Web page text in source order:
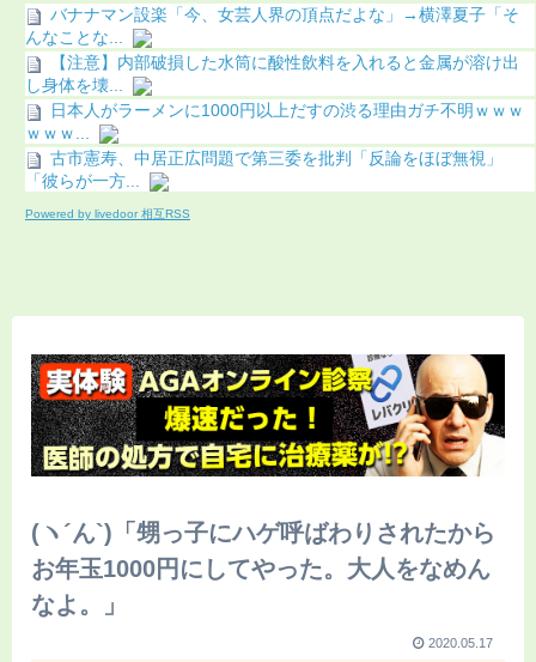
バナナマン設楽「今、女芸人界の頂点だよな」→横澤夏子「そ
んなことな...
【注意】内部破損した水筒に酸性飲料を入れると金属が溶け出
し身体を壊...
日本人がラーメンに1000円以上だすの渋る理由ガチ不明ｗｗｗ
ｗｗｗ...
古市憲寿、中居正広問題で第三委を批判「反論をほぼ無視」
「彼らが一方...
Powered by livedoor 相互RSS
(ヽ´ん`)「甥っ子にハゲ呼ばわりされたから
お年玉1000円にしてやった。大人をなめん
なよ。」
2020.05.17